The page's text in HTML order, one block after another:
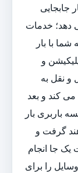
جابجایی
دهد؛ خدمات
با بار
و
و نقل به
می کند و بعد
باربری بار
گرفت و
جا انجام
را برای